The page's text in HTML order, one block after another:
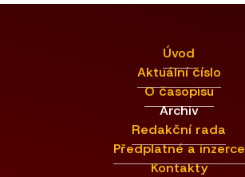
Úvod
Aktuální číslo
O časopisu
Archiv
Redakční rada
Předplatné a inzerce
Kontakty